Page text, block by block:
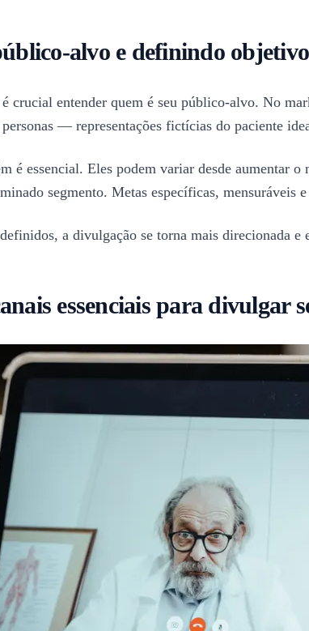
alvo e definindo
crucial entender quem é seu público-alvo. No
— representações fictícias do paciente
é essencial. Eles podem variar desde aumentar
segmento. Metas específicas, mensuráveis
a divulgação se torna mais direcionada
essenciais para divulgar